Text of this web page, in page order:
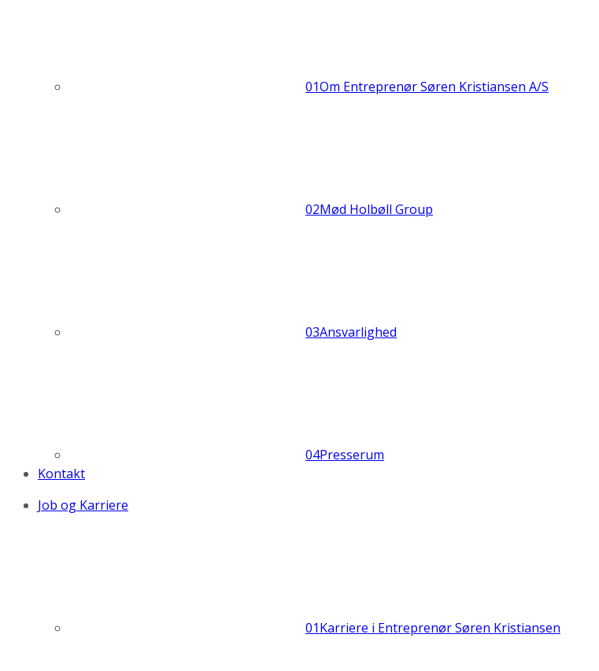
01Om Entreprenør Søren Kristiansen A/S
02Mød Holbøll Group
03Ansvarlighed
04Presserum
Kontakt
Job og Karriere
01Karriere i Entreprenør Søren Kristiansen